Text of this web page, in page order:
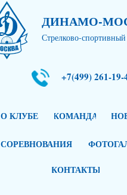
+7(499) 261-19-
ДИНАМО-
Стрелково-
О КЛУБЕ КОМАНДА
СОРЕВНОВАНИЯ
КОНТАКТЫ